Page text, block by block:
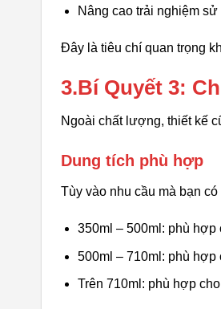
Nâng cao trải nghiệm sử
Đây là tiêu chí quan trọng
3.Bí Quyết 3:
Ngoài chất lượng, thiết kế
Dung tích phù hợp
Tùy vào nhu cầu mà bạn
350ml – 500ml: phù hợp
500ml – 710ml: phù hợp
Trên 710ml: phù hợp